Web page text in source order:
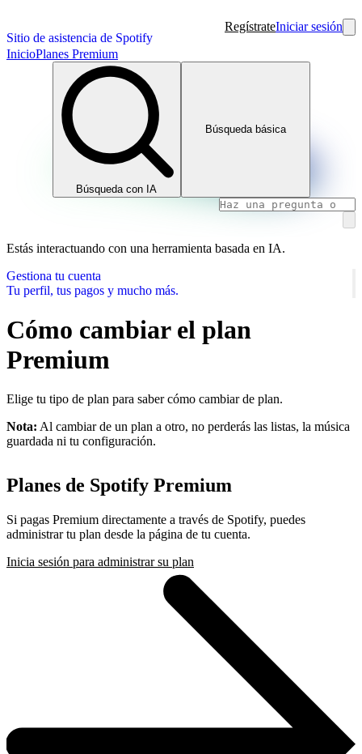
Sitio de asistencia de Spotify
RegístrateIniciar sesión
InicioPlanes Premium
Búsqueda con IA
Búsqueda básica
Estás interactuando con una herramienta basada en IA.
Gestiona tu cuenta
Tu perfil, tus pagos y mucho más.
Cómo cambiar el plan
Premium
Elige tu tipo de plan para saber cómo cambiar de plan.
Nota: Al cambiar de un plan a otro, no perderás las listas, la música
guardada ni tu configuración.
Planes de Spotify Premium
Si pagas Premium directamente a través de Spotify, puedes
administrar tu plan desde la página de tu cuenta.
Inicia sesión para administrar su plan